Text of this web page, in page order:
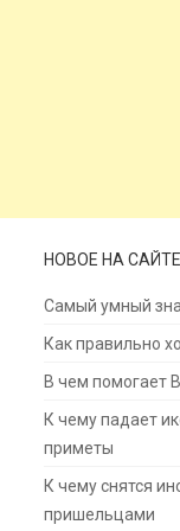
НОВОЕ НА САЙТЕ
Самый умный
Как правильно
В чем помогает
К чему падает
приметы
К чему снятся
пришельцами